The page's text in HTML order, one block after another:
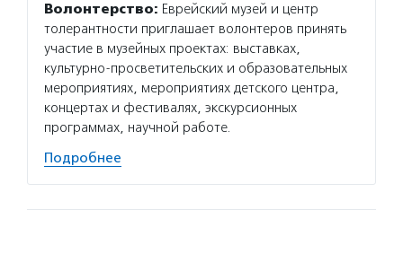
Волонтерство: Еврейский музей и центр
толерантности приглашает волонтеров принять
участие в музейных проектах: выставках,
культурно-просветительских и образовательных
мероприятиях, мероприятиях детского центра,
концертах и фестивалях, экскурсионных
программах, научной работе.
Подробнее